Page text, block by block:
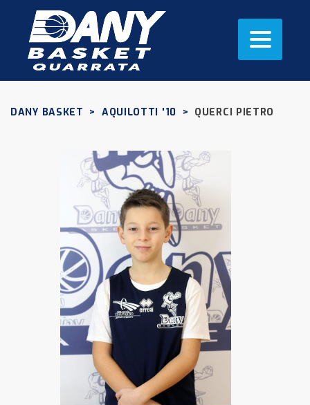
DANY BASKET > AQUILOTTI '10 > QUERCI PIETRO